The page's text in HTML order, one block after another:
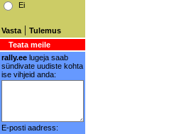
Ei
Vasta | Tulemus
Teata meile
rally.ee lugeja saab
sündivate uudiste kohta
ise vihjeid anda:
E-posti aadress: